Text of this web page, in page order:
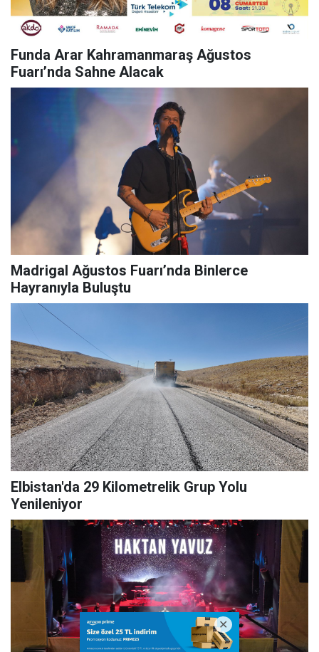
Funda Arar Kahramanmaraş Ağustos
Fuarı’nda Sahne Alacak
Madrigal Ağustos Fuarı’nda Binlerce
Hayranıyla Buluştu
Elbistan'da 29 Kilometrelik Grup Yolu
Yenileniyor